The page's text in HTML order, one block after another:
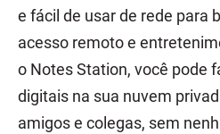
e fácil de usar de rede para
acesso remoto e
o Notes Station, você pode
digitais na sua nuvem
amigos e colegas, sem